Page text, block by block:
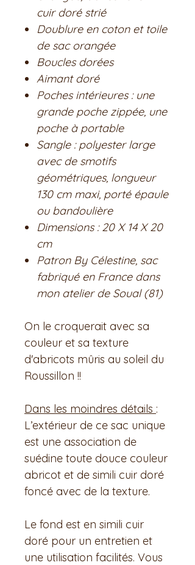
cuir doré strié
Doublure en coton et toile
de sac orangée
Boucles dorées
Aimant doré
Poches intérieures : une
grande poche zippée, une
poche à portable
Sangle : polyester large
avec de smotifs
géométriques, longueur
130 cm maxi, porté épaule
ou bandoulière
Dimensions : 20 X 14 X 20
cm
Patron By Célestine, sac
fabriqué en France dans
mon atelier de Soual (81)
On le croquerait avec sa
couleur et sa texture
d'abricots mûris au soleil du
Roussillon !!
Dans les moindres détails :
L’extérieur de ce sac unique
est une association de
suédine toute douce couleur
abricot et de simili cuir doré
foncé avec de la texture.
Le fond est en simili cuir
doré pour un entretien et
une utilisation facilités. Vous